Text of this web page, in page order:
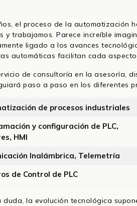
el proceso de la automatización
y trabajamos. Parece increíble
ligado a los avances
automáticas facilitan cada
de consultoría en la asesoría,
paso a paso en los diferentes
de procesos industriales
y configuración de PLC,
HMI
Inalámbrica, Telemetría
de Control de PLC
duda, la evolución tecnológica